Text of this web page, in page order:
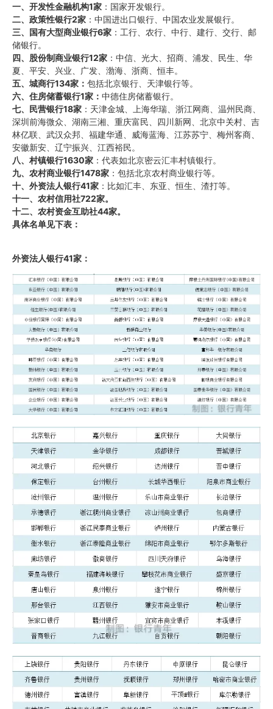
一、开发性金融机构1家 ：国家开发银行。
二、政策性银行2家 ：中国进出口银行、中国农业发展银行。
三、国有大型商业银行6家 ：工行、农行、中行、建行、交行、邮
储银行。
四、股份制商业银行12家 ：中信、光大、招商、浦发、民生、华
夏、平安、兴业、广发、渤海、浙商、恒丰。
五、城商行134家： 包括北京银行、天津银行等。
六、住房储蓄银行1家： 中德住房储蓄银行。
七、民营银行18家 ：天津金城、上海华瑞、浙江网商、温州民商、
深圳前海微众、湖南三湘、重庆富民、四川新网、北京中关村、吉
林亿联、武汉众邦、福建华通、威海蓝海、江苏苏宁、梅州客商、
安徽新安、辽宁振兴、江西裕民。
八、村镇银行1630家 ：代表如北京密云汇丰村镇银行。
九、农村商业银行1478家 ：包括北京农村商业银行等。
十、外资法人银行41家 ：比如汇丰、东亚、恒生、渣打等。
十一、农村信用社722家。
十二、农村资金互助社44家。
具体名单见下表：
外资法人银行41家：